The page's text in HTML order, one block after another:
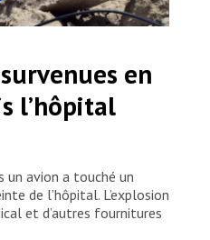
dans la nuit du
2026. © Stefan
en
l’hôpital
un avion a touché un
de l’hôpital. L’explosion
et d’autres fournitures